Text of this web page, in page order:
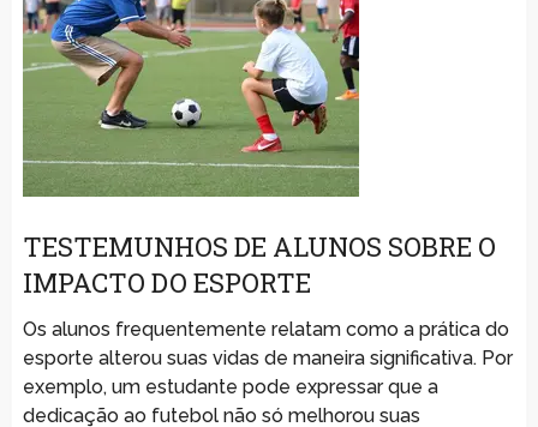
TESTEMUNHOS DE ALUNOS SOBRE O
IMPACTO DO ESPORTE
Os alunos frequentemente relatam como a prática do
esporte alterou suas vidas de maneira significativa. Por
exemplo, um estudante pode expressar que a
dedicação ao futebol não só melhorou suas